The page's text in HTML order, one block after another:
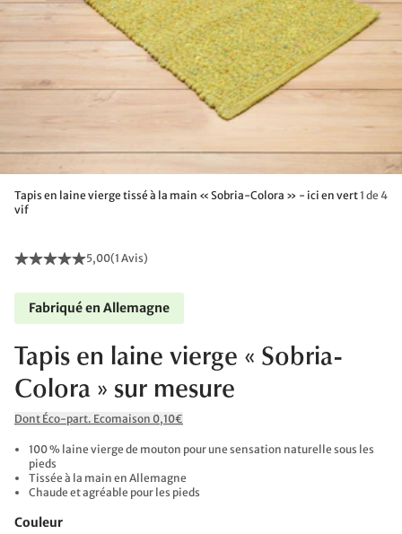
Tapis en laine vierge tissé à la main « Sobria-Colora » - ici en vert
vif
1 de 4
5,00(1 Avis)
Fabriqué en Allemagne
Tapis en laine vierge « Sobria-
Colora » sur mesure
Dont Éco-part. Ecomaison 0,10€
100 % laine vierge de mouton pour une sensation naturelle sous les
pieds
Tissée à la main en Allemagne
Chaude et agréable pour les pieds
Couleur